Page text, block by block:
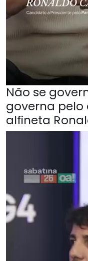
Não se
governa pelo
alfineta